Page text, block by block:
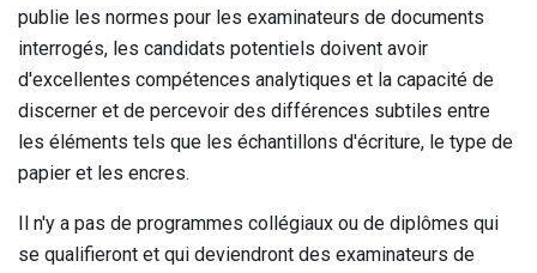
publie les normes pour les examinateurs de documents
interrogés, les candidats potentiels doivent avoir
d'excellentes compétences analytiques et la capacité de
discerner et de percevoir des différences subtiles entre
les éléments tels que les échantillons d'écriture, le type de
papier et les encres.
Il n'y a pas de programmes collégiaux ou de diplômes qui
se qualifieront et qui deviendront des examinateurs de